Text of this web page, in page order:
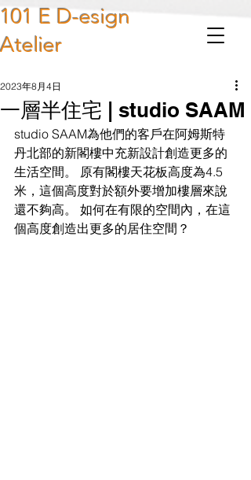
101 E D-esign
Atelier
一層半住宅 | studio SAAM
2023年8月4日
studio SAAM為他們的客戶在阿姆斯特
丹北部的新閣樓中充新設計創造更多的
生活空間。 原有閣樓天花板高度為4.5
米，這個高度對於額外要增加樓層來說
還不夠高。 如何在有限的空間內，在這
個高度創造出更多的居住空間？